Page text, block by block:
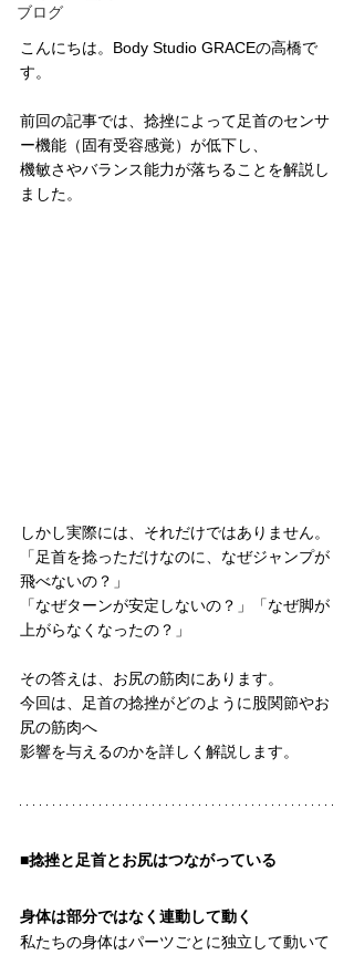
ブログ
こんにちは。Body Studio GRACEの高橋で
す。
前回の記事では、捻挫によって足首のセンサ
ー機能（固有受容感覚）が低下し、
機敏さやバランス能力が落ちることを解説し
ました。
しかし実際には、それだけではありません。
「足首を捻っただけなのに、なぜジャンプが
飛べないの？」
「なぜターンが安定しないの？」「なぜ脚が
上がらなくなったの？」
その答えは、お尻の筋肉にあります。
今回は、足首の捻挫がどのように股関節やお
尻の筋肉へ
影響を与えるのかを詳しく解説します。
■捻挫と足首とお尻はつながっている
身体は部分ではなく連動して動く
私たちの身体はパーツごとに独立して動いて